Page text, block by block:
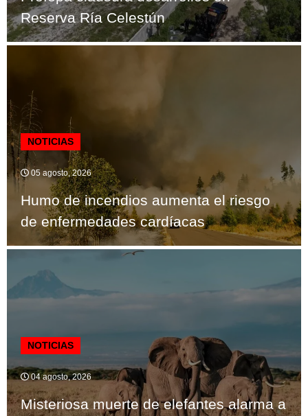
Reserva Ría Celestún
NOTICIAS
05 agosto, 2026
Humo de incendios aumenta el riesgo
de enfermedades cardíacas
NOTICIAS
04 agosto, 2026
Misteriosa muerte de elefantes alarma a